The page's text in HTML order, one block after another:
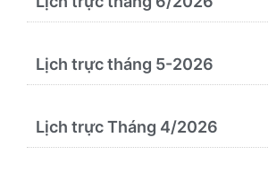
Lịch trực tháng 5-2026
Lịch trực Tháng 4/2026